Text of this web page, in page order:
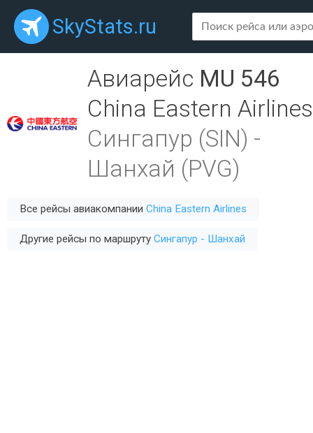
SkyStats.ru
Авиарейс MU 546
China Eastern Airlines
Сингапур (SIN) -
Шанхай (PVG)
Все рейсы авиакомпании China Eastern Airlines
Другие рейсы по маршруту Сингапур - Шанхай